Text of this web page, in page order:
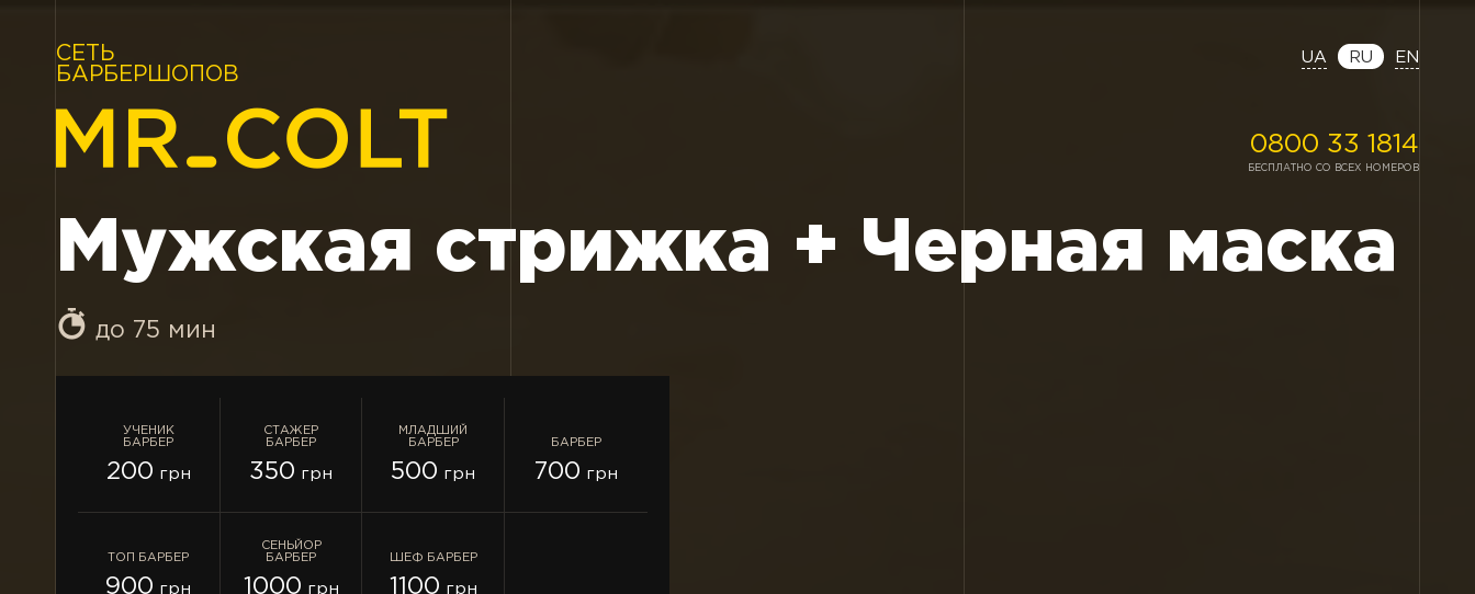
СЕТЬ
БАРБЕРШОПОВ
Мужская стрижка + Черная маска
до 75 мин
UA RU EN
0800 33 1814
БЕСПЛАТНО СО ВСЕХ НОМЕРОВ
УЧЕНИК
БАРБЕР
200 грн
СТАЖЕР
БАРБЕР
350 грн
МЛАДШИЙ
БАРБЕР
500 грн
БАРБЕР
700 грн
ТОП БАРБЕР
900 грн
СЕНЬЙОР
БАРБЕР
1000 грн
ШЕФ БАРБЕР
1100 грн